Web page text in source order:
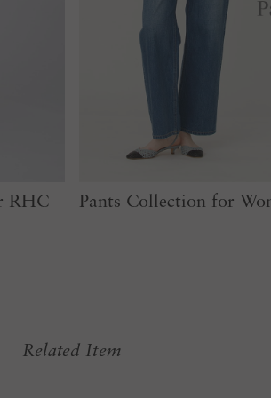
RHC
Pants Collection for
Related Item